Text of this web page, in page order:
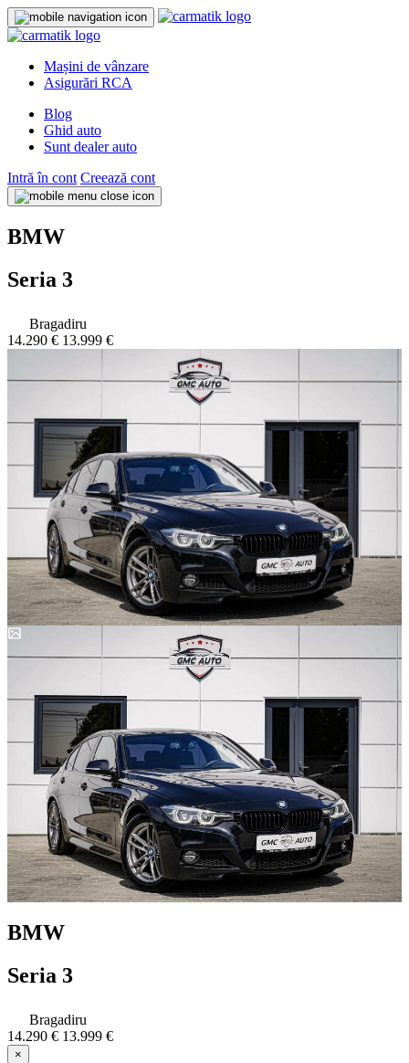
Mașini de vânzare
Asigurări RCA
Blog
Ghid auto
Sunt dealer auto
Intră în cont Creează cont
BMW
Seria 3
Bragadiru
14.290 € 13.999 €
BMW
Seria 3
Bragadiru
14.290 € 13.999 €
×